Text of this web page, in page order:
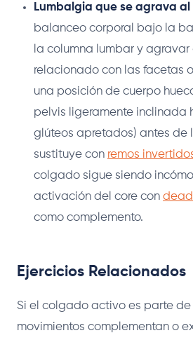
Lumbalgia que se agrava al
balanceo corporal bajo la
la columna lumbar y agravar
relacionado con las facetas
una posición de cuerpo
pelvis ligeramente inclinada
glúteos apretados) antes de
sustituye con remos
colgado sigue siendo
activación del core con
como complemento.
Ejercicios Relacionados
Si el colgado activo es parte de
movimientos complementan o